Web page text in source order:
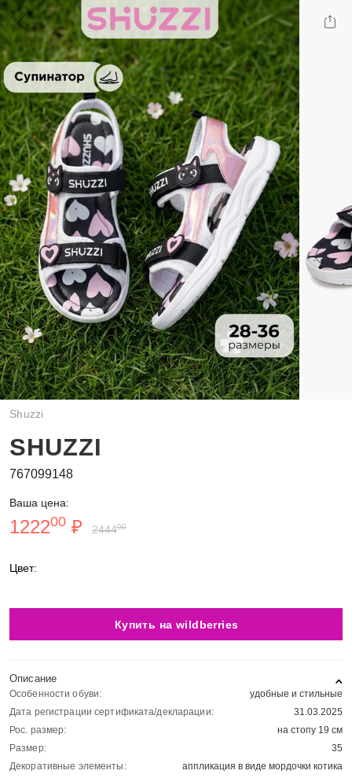
Shuzzi
SHUZZI
767099148
Ваша цена:
122200 ₽ 244400
Цвет:
Купить на wildberries
Описание
Особенности обуви:
удобные и стильные
Дата регистрации сертификата/декларации:
31.03.2025
Рос. размер:
на стопу 19 см
Размер:
35
Декоративные элементы:
аппликация в виде мордочки котика